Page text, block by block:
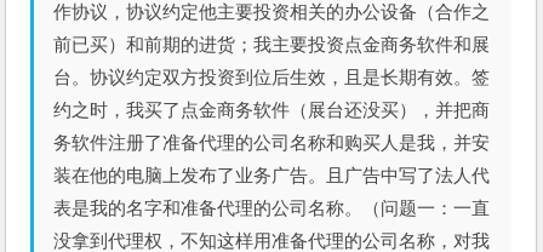
作协议，协议约定他主要投资相关的办公设备（合作之
前已买）和前期的进货；我主要投资点金商务软件和展
台。协议约定双方投资到位后生效，且是长期有效。签
约之时，我买了点金商务软件（展台还没买），并把商
务软件注册了准备代理的公司名称和购买人是我，并安
装在他的电脑上发布了业务广告。且广告中写了法人代
表是我的名字和准备代理的公司名称。（问题一：一直
没拿到代理权，不知这样用准备代理的公司名称，对我